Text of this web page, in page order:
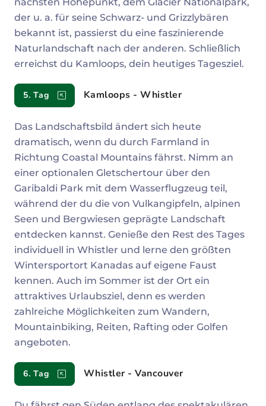
der u. a. für seine Schwarz- und Grizzlybären
bekannt ist, passierst du eine faszinierende
Naturlandschaft nach der anderen. Schließlich
erreichst du Kamloops, dein heutiges Tagesziel.
5. Tag Kamloops - Whistler
Das Landschaftsbild ändert sich heute
dramatisch, wenn du durch Farmland in
Richtung Coastal Mountains fährst. Nimm an
einer optionalen Gletschertour über den
Garibaldi Park mit dem Wasserflugzeug teil,
während der du die von Vulkangipfeln, alpinen
Seen und Bergwiesen geprägte Landschaft
entdecken kannst. Genieße den Rest des Tages
individuell in Whistler und lerne den größten
Wintersportort Kanadas auf eigene Faust
kennen. Auch im Sommer ist der Ort ein
attraktives Urlaubsziel, denn es werden
zahlreiche Möglichkeiten zum Wandern,
Mountainbiking, Reiten, Rafting oder Golfen
angeboten.
6. Tag Whistler - Vancouver